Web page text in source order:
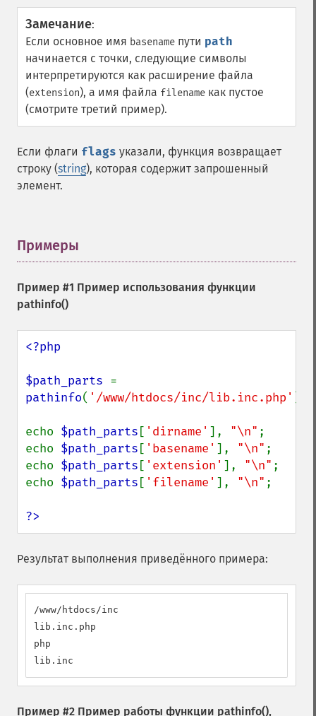
Замечание:
Если основное имя basename пути path
начинается с точки, следующие символы
интерпретируются как расширение файла
(extension), а имя файла filename как пустое
(смотрите третий пример).
Если флаги flags указали, функция возвращает
строку (string), которая содержит запрошенный
элемент.
Примеры
Пример #1 Пример использования функции
pathinfo()
<?php
$path_parts
pathinfo( '/www/htdocs/inc/lib.inc.php'
echo $path_parts [ 'dirname' ], "\n" ;
echo $path_parts [ 'basename' ], "\n" ;
echo $path_parts [ 'extension' ], "\n" ;
echo $path_parts [ 'filename' ], "\n" ;
?>
Результат выполнения приведённого примера:
/www/htdocs/inc
lib.inc.php
php
lib.inc
Пример #2 Пример работы функции pathinfo(),